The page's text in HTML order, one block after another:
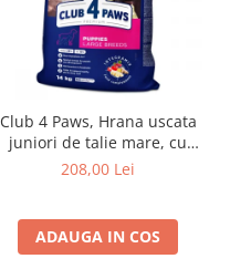
Club 4 Paws, Hrana uscata
juniori de talie mare, cu
pui, 14kg
208,00 Lei
ADAUGA IN COS